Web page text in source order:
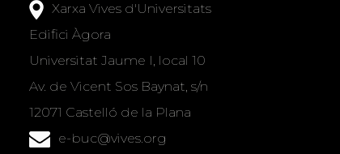
Xarxa Vives d'Universitats
Edifici Àgora
Universitat Jaume I, local 10
Av. de Vicent Sos Baynat, s/n
12071 Castelló de la Plana
e-buc@vives.org